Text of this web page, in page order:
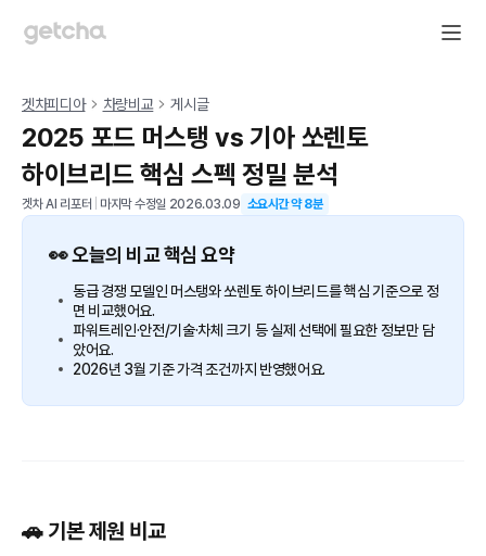
겟차피디아 차량비교 게시글
2025 포드 머스탱 vs 기아 쏘렌토
하이브리드 핵심 스펙 정밀 분석
겟차 AI 리포터 마지막 수정일 2026.03.09 소요시간 약8분
👀 오늘의 비교 핵심 요약
동급 경쟁 모델인 머스탱와 쏘렌토 하이브리드를 핵심 기준으로 정
면 비교했어요.
파워트레인·안전/기술·차체 크기 등 실제 선택에 필요한 정보만 담
았어요.
2026년 3월 기준 가격 조건까지 반영했어요.
🚗 기본 제원 비교